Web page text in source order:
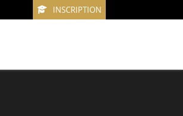
INSCRIPTION